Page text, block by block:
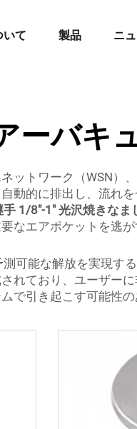
いて 製品 ニ
ーバキ
ットワーク（WSN
動的に排出し、流れ
1/8"-1" 光沢焼きなま
なエアポケットを逃が
可能な解放を実現す
れており、ユーザー
で引き起こす可能性